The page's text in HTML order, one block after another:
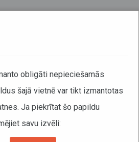
Lapas
obligāti nepieciešamās
šajā vietnē var tikt izmantotas
Ja piekrītat šo papildu
savu izvēli: